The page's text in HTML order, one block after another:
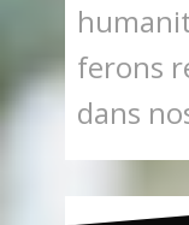
ferons
dans